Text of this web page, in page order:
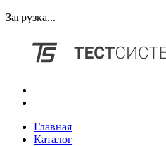
Загрузка...
Главная
Каталог